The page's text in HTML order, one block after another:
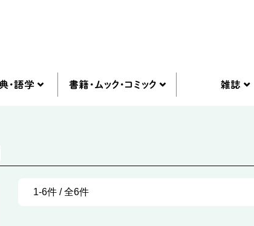
1-6件 / 全6件